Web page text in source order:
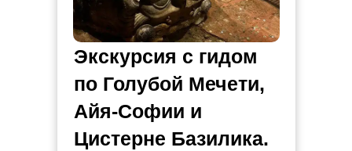
Экскурсия с гидом
по Голубой Мечети,
Айя-Софии и
Цистерне Базилика.